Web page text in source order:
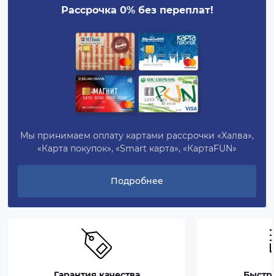
Рассрочка 0% без переплат!
Мы принимаем оплату картами рассрочки «Халва»,
«Карта покупок», «Smart карта», «КартаFUN»
Подробнее